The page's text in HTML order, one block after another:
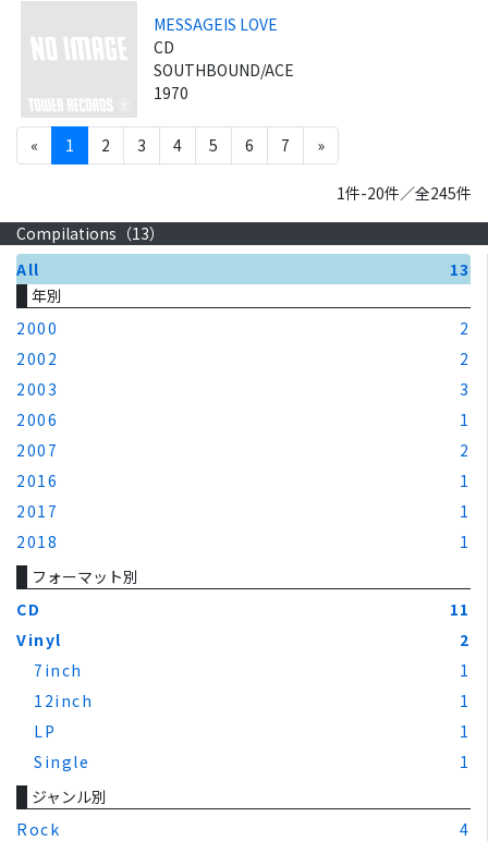
MESSAGEIS LOVE
CD
SOUTHBOUND/ACE
1970
« 1 2 3 4 5 6 7 »
1件-20件／全245件
Compilations（13）
All
13
年別
2000
2
2002
2
2003
3
2006
1
2007
2
2016
1
2017
1
2018
1
フォーマット別
CD
11
Vinyl
2
7inch
1
12inch
1
LP
1
Single
1
ジャンル別
Rock
4